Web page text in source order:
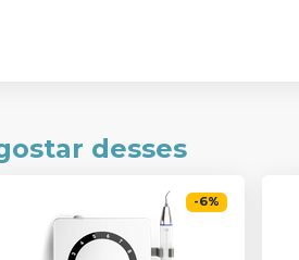
desses
-6%